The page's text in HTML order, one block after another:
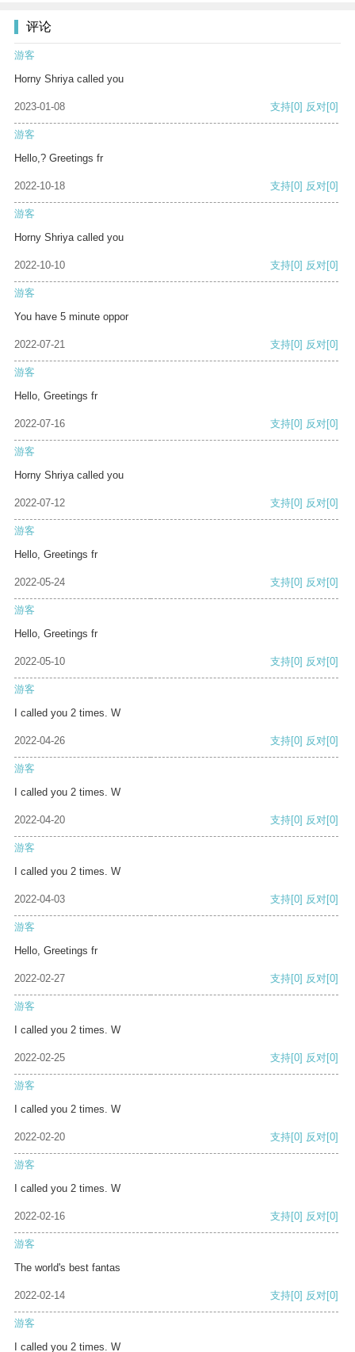
评论
游客
Horny Shriya called you
2023-01-08 支持[0] 反对[0]
游客
Hello,? Greetings fr
2022-10-18 支持[0] 反对[0]
游客
Horny Shriya called you
2022-10-10 支持[0] 反对[0]
游客
You have 5 minute oppor
2022-07-21 支持[0] 反对[0]
游客
Hello, Greetings fr
2022-07-16 支持[0] 反对[0]
游客
Horny Shriya called you
2022-07-12 支持[0] 反对[0]
游客
Hello, Greetings fr
2022-05-24 支持[0] 反对[0]
游客
Hello, Greetings fr
2022-05-10 支持[0] 反对[0]
游客
I called you 2 times. W
2022-04-26 支持[0] 反对[0]
游客
I called you 2 times. W
2022-04-20 支持[0] 反对[0]
游客
I called you 2 times. W
2022-04-03 支持[0] 反对[0]
游客
Hello, Greetings fr
2022-02-27 支持[0] 反对[0]
游客
I called you 2 times. W
2022-02-25 支持[0] 反对[0]
游客
I called you 2 times. W
2022-02-20 支持[0] 反对[0]
游客
I called you 2 times. W
2022-02-16 支持[0] 反对[0]
游客
The world's best fantas
2022-02-14 支持[0] 反对[0]
游客
I called you 2 times. W